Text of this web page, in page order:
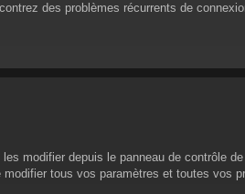
des problèmes récurrents de
modifier depuis le panneau de contrôle
tous vos paramètres et toutes vos